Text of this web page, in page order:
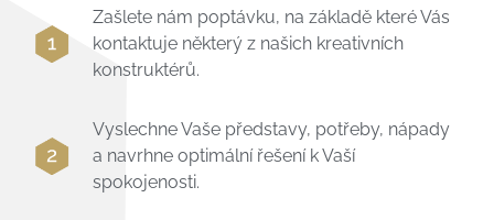
Zašlete nám poptávku, na základě které Vás
kontaktuje některý z našich kreativních
konstruktérů.
Vyslechne Vaše představy, potřeby, nápady
a navrhne optimální řešení k Vaší
spokojenosti.